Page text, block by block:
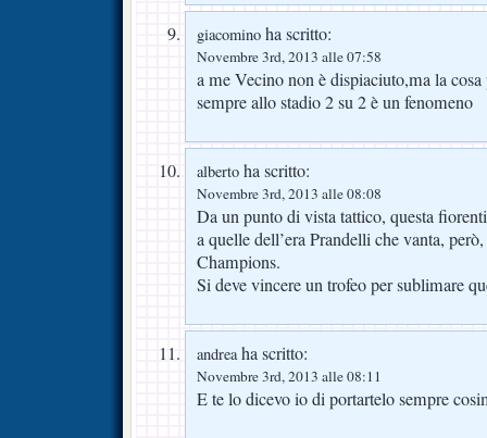
giacomino ha scritto:
Novembre 3rd, 2013 alle 07:58
a me Vecino non è dispiaciuto,ma la
sempre allo stadio 2 su 2 è un fenomeno
alberto ha scritto:
Novembre 3rd, 2013 alle 08:08
Da un punto di vista tattico, questa
a quelle dell’era Prandelli che vanta,
Champions.
Si deve vincere un trofeo per sublimare
andreaha scritto:
Novembre 3rd, 2013 alle 08:11
E te lo dicevo io di portartelo sempre